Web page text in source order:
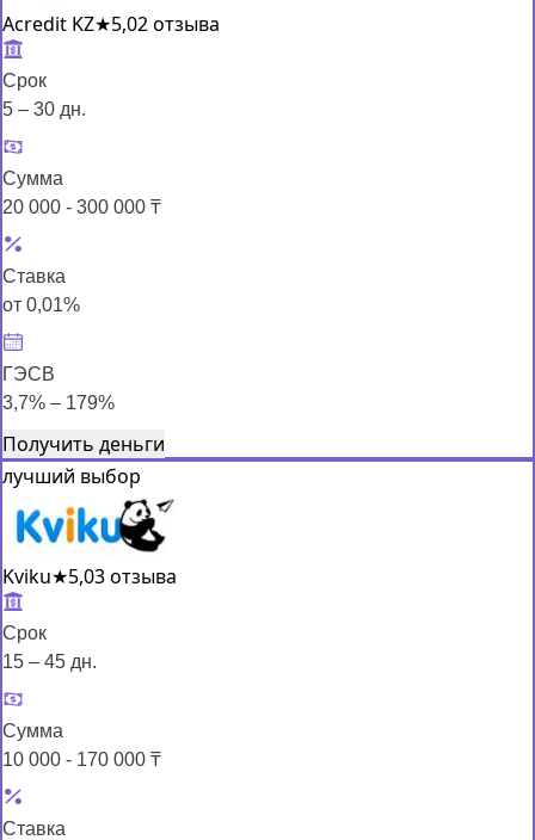
Acredit KZ★5,02 отзыва
Срок
5 – 30 дн.
Сумма
20 000 - 300 000 ₸
Ставка
от 0,01%
ГЭСВ
3,7% – 179%
Получить деньги
лучший выбор
Kviku★5,03 отзыва
Срок
15 – 45 дн.
Сумма
10 000 - 170 000 ₸
Ставка